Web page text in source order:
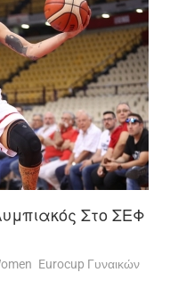
Στο ΣΕΦ
Eurocup Γυναικών